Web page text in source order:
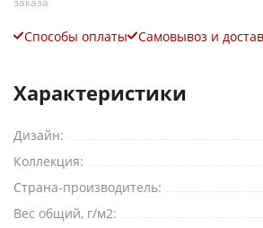
Способы оплаты Самовывоз и
Характеристики
Дизайн:
Коллекция:
Страна-производитель:
Вес общий, г/м2: